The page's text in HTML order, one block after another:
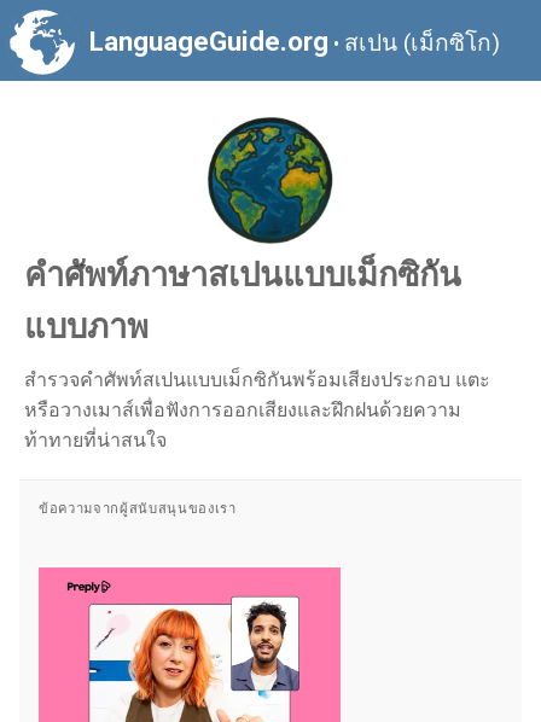
LanguageGuide.org • สเปน (เม็กซิโก)
คำศัพท์ภาษาสเปนแบบเม็กซิกัน
แบบภาพ
สำรวจคำศัพท์สเปนแบบเม็กซิกันพร้อมเสียงประกอบ แตะ
หรือวางเมาส์เพื่อฟังการออกเสียงและฝึกฝนด้วยความ
ท้าทายที่น่าสนใจ
ข้อความจากผู้สนับสนุนของเรา